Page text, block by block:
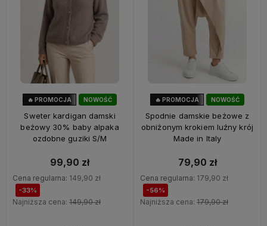
NOWOŚĆ
🔥 PROMOCJA
Sweter kardigan damski
beżowy 30% baby alpaka
ozdobne guziki S/M
99,90 zł
Cena regularna: 149,90 zł
-33%
Najniższa cena: 149,90 zł
NOWOŚĆ
🔥 PROMOCJA
Spodnie damskie beżowe z
obniżonym krokiem luźny krój
Made in Italy
79,90 zł
Cena regularna: 179,90 zł
-56%
Najniższa cena: 179,90 zł